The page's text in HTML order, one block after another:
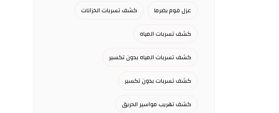
عزل فوم بضرما كشف تسربات الخزانات
كشف تسربات المياه
كشف تسربات المياه بدون تكسير
كشف تسربات بدون تكسير
كشف تهريب مواسير الحريق